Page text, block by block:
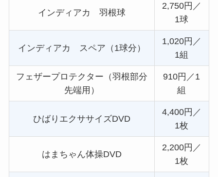
インディアカ 羽根球
2,750円／
1球
インディアカ スペア（1球分）
1,020円／
1組
フェザープロテクター（羽根部分
先端用）
910円／1
組
ひばりエクササイズDVD
4,400円／
1枚
はまちゃん体操DVD
2,200円／
1枚